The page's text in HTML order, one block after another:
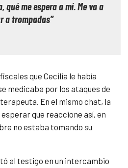
qué me espera a mí. Me va a
a trompadas”
que Cecilia le había
medicaba por los ataques de
En el mismo chat, la
que reaccione así, en
no estaba tomando su
al testigo en un intercambio